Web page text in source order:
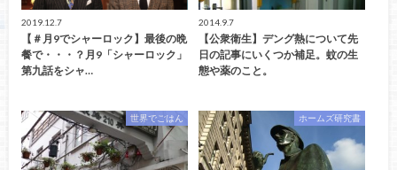
2019.12.7
【＃月9でシャーロック】最後の晩
餐で・・・？月9「シャーロック」
第九話をシャ…
2014.9.7
【公衆衛生】デング熱について先
日の記事にいくつか補足。蚊の生
態や薬のこと。
世界でごはん ホームズ研究書